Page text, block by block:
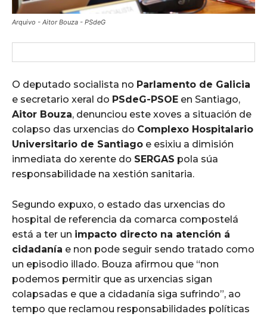
Arquivo - Aitor Bouza - PSdeG
O deputado socialista no Parlamento de Galicia
e secretario xeral do PSdeG-PSOE en Santiago,
Aitor Bouza, denunciou este xoves a situación de
colapso das urxencias do Complexo Hospitalario
Universitario de Santiago e esixiu a dimisión
inmediata do xerente do SERGAS pola súa
responsabilidade na xestión sanitaria.
Segundo expuxo, o estado das urxencias do
hospital de referencia da comarca compostelá
está a ter un impacto directo na atención á
cidadanía e non pode seguir sendo tratado como
un episodio illado. Bouza afirmou que “non
podemos permitir que as urxencias sigan
colapsadas e que a cidadanía siga sufrindo”, ao
tempo que reclamou responsabilidades políticas